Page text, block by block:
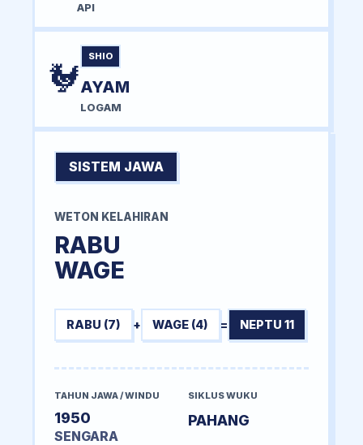
API
🐓
SHIO
AYAM
LOGAM
SISTEM JAWA
WETON KELAHIRAN
RABU
WAGE
RABU (7) + WAGE (4) = NEPTU 11
TAHUN JAWA / WINDU
1950
SENGARA
SIKLUS WUKU
PAHANG